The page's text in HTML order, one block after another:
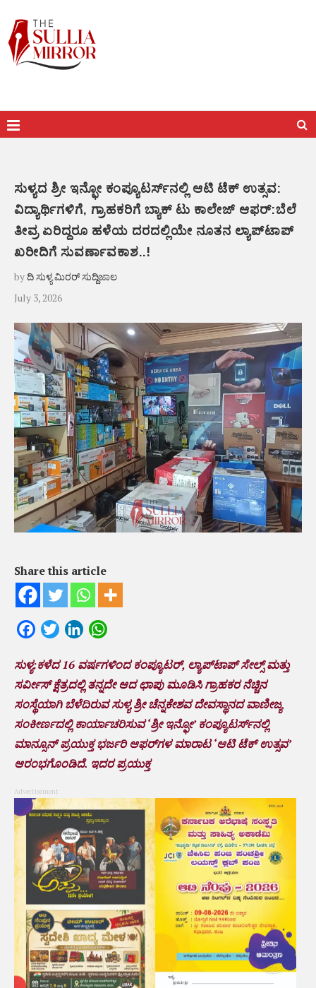
ಸುಳ್ಯದ ಶ್ರೀ ಇನ್ಫೋ ಕಂಪ್ಯೂಟರ್ಸ್‌ನಲ್ಲಿ ಆಟಿ ಟೆಕ್ ಉತ್ಸವ:
ವಿದ್ಯಾರ್ಥಿಗಳಿಗೆ, ಗ್ರಾಹಕರಿಗೆ ಬ್ಯಾಕ್ ಟು ಕಾಲೇಜ್ ಆಫರ್:ಬೆಲೆ
ತೀವ್ರ ಏರಿದ್ದರೂ ಹಳೆಯ ದರದಲ್ಲಿಯೇ ನೂತನ ಲ್ಯಾಪ್‌ಟಾಪ್
ಖರೀದಿಗೆ ಸುವರ್ಣಾವಕಾಶ..!
byದಿ ಸುಳ್ಯ ಮಿರರ್ ಸುದ್ದಿಜಾಲ
July 3, 2026
Share this article
FacebookTwitterLinkedIn
ಸುಳ್ಯ:ಕಳೆದ 16 ವರ್ಷಗಳಿಂದ ಕಂಪ್ಯೂಟರ್, ಲ್ಯಾಪ್‌ಟಾಪ್ ಸೇಲ್ಸ್ ಮತ್ತು
ಸರ್ವೀಸ್ ಕ್ಷೆತ್ರದಲ್ಲಿ ತನ್ನದೇ ಆದ ಛಾಪು ಮೂಡಿಸಿ ಗ್ರಾಹಕರ ನೆಚ್ಚಿನ
ಸಂಸ್ಥೆಯಾಗಿ ಬೆಳೆದಿರುವ ಸುಳ್ಯ ಶ್ರೀ ಚೆನ್ನಕೇಶವ ದೇವಸ್ಥಾನದ ವಾಣೀಜ್ಯ
ಸಂಕೀರ್ಣದಲ್ಲಿ‌ ಕಾರ್ಯಾಚರಿಸುವ ‘ಶ್ರೀ ಇನ್ಫೋ’ ಕಂಪ್ಯೂಟರ್ಸ್‌ನಲ್ಲಿ
ಮಾನ್ಸೂನ್ ಪ್ರಯುಕ್ತ ಭರ್ಜರಿ ಆಫರ್‌ಗಳ ಮಾರಾಟ ‘ಆಟಿ ಟೆಕ್ ಉತ್ಸವ’
ಆರಂಭಗೊಂಡಿದೆ. ಇದರ ಪ್ರಯುಕ್ತ
Advertisement